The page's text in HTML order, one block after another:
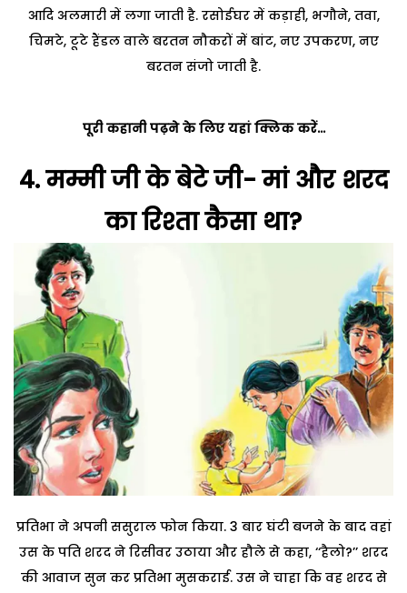
आदि अलमारी में लगा जाती है. रसोईघर में कड़ाही, भगौने, तवा,
चिमटे, टूटे हैंडल वाले बरतन नौकरों में बांट, नए उपकरण, नए
बरतन संजो जाती है.
पूरी कहानी पढ़ने के लिए यहां क्लिक करें…
4.मम्मी जी के बेटे जी- मां और शरद
का रिश्ता कैसा था?
प्रतिभा ने अपनी ससुराल फोन किया. 3 बार घंटी बजने के बाद वहां
उस के पति शरद ने रिसीवर उठाया और हौले से कहा, ‘‘हैलो?’’ शरद
की आवाज सुन कर प्रतिभा मुसकराई. उस ने चाहा कि वह शरद से